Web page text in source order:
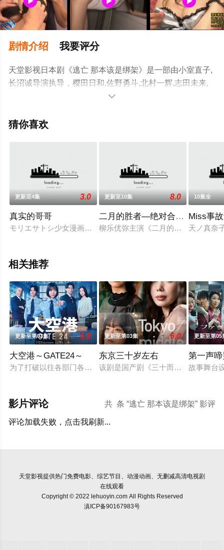
剧情介绍 我要评分
天堂影视日本剧《逃亡 那本该是绑架》是一部由小室直子,
长沼诚导演执导，樱田日和,佐野勇斗,北村一辉,志田未来,
富田靖子,山口马木也,松尾谕,结木滉星,初夏等明星演员精
机免费观看高清未删减完整版电视剧全集就上天堂电影

猜你喜欢
更新至4集 3.0
真实的哥哥
モリエサトシ少女漫画作品《真实的哥哥》宣布日剧化,古川雄
更新至10集 8.0
二月的胜者—绝对合格的教室
柳乐优弥主演《二月的胜者－绝对合
10集全
Miss事
天ノ真奈
相关推荐
更新至第03集 5.0
大空港～GATE24～
为了打破以往各部门各自为政的死板规矩，内阁官房直属成立
更新至第03集 6.0
东京三十岁左右
该剧是国产剧《三十而已》的日本翻
更新至第05
第一声
故事舞台
共 条 “逃亡 那本该是绑架” 影评
影片评论
评论加载失败，点击我刷新...
天堂影视提供热门免费电影、综艺节目、动漫动画、无删减高清电视剧
在线观看
Copyright © 2022 lehuoyin.com All Rights Reserved
滇ICP备90167983号